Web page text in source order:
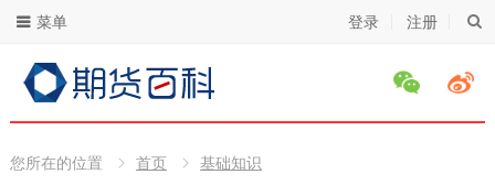
登录 注册
菜单
您所在的位置 首页 基础知识